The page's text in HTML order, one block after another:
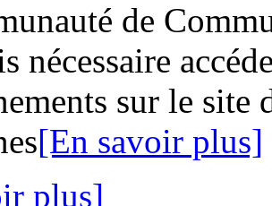
de
nécessaire
sur le site
[En savoir plus]
plus]